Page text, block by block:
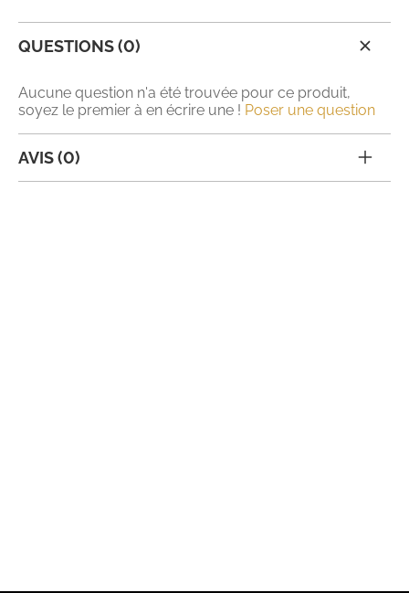
QUESTIONS (0)
Aucune question n'a été trouvée pour ce produit,
soyez le premier à en écrire une ! Poser une question
AVIS (0)